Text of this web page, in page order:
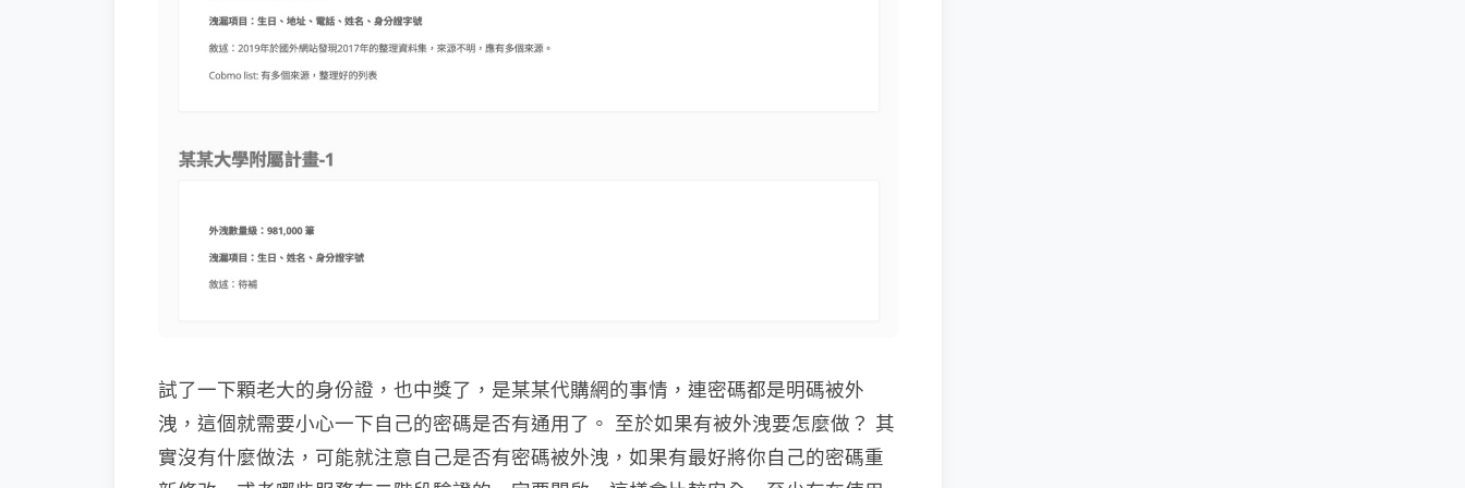
試了一下顆老大的身份證，也中獎了，是某某代購網的事情，連密碼都是明碼被外
洩，這個就需要小心一下自己的密碼是否有通用了。 至於如果有被外洩要怎麼做？ 其
實沒有什麼做法，可能就注意自己是否有密碼被外洩，如果有最好將你自己的密碼重